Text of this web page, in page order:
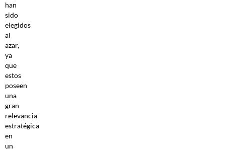
han
sido
elegidos
al
azar,
ya
que
estos
poseen
una
gran
relevancia
estratégica
en
un